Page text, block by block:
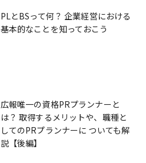
PLとBSって何？ 企業経営における
基本的なことを知っておこう
広報唯一の資格PRプランナーと
は？ 取得するメリットや、職種と
してのPRプランナーに ついても解
説【後編】